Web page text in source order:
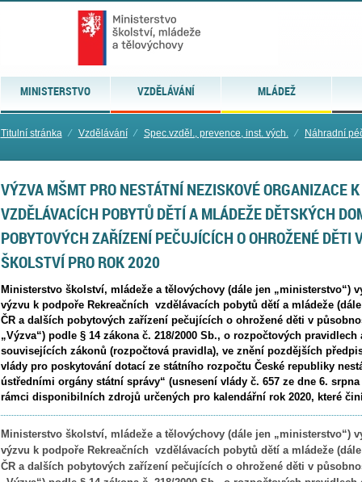
MINISTERSTVO VZDĚLÁVÁNÍ MLÁDEŽ
Titulní stránka ⁄ Vzdělávání ⁄ Spec.vzděl., prevence, inst. vých. ⁄ Náhradní
VÝZVA MŠMT PRO NESTÁTNÍ NEZISKOVÉ ORGANIZACE
VZDĚLÁVACÍCH POBYTŮ DĚTÍ A MLÁDEŽE DĚTSKÝCH
POBYTOVÝCH ZAŘÍZENÍ PEČUJÍCÍCH O OHROŽENÉ DĚTI
ŠKOLSTVÍ PRO ROK 2020
Ministerstvo školství, mládeže a tělovýchovy (dále jen „ministerstvo“)
výzvu k podpoře Rekreačních vzdělávacích pobytů dětí a mládeže
ČR a dalších pobytových zařízení pečujících o ohrožené děti v
„Výzva“) podle § 14 zákona č. 218/2000 Sb., o rozpočtových pravidlech
souvisejících zákonů (rozpočtová pravidla), ve znění pozdějších
vlády pro poskytování dotací ze státního rozpočtu České republiky
ústředními orgány státní správy“ (usnesení vlády č. 657 ze dne 6.
rámci disponibilních zdrojů určených pro kalendářní rok 2020, které činí
Ministerstvo školství, mládeže a tělovýchovy (dále jen „ministerstvo“)
výzvu k podpoře Rekreačních vzdělávacích pobytů dětí a mládeže
ČR a dalších pobytových zařízení pečujících o ohrožené děti v